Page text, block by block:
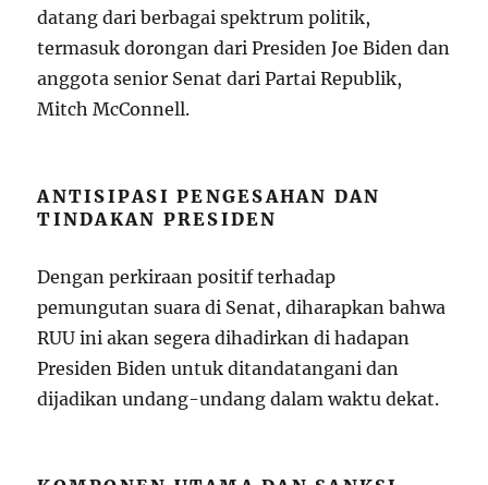
datang dari berbagai spektrum politik,
termasuk dorongan dari Presiden Joe Biden dan
anggota senior Senat dari Partai Republik,
Mitch McConnell.
ANTISIPASI PENGESAHAN DAN
TINDAKAN PRESIDEN
Dengan perkiraan positif terhadap
pemungutan suara di Senat, diharapkan bahwa
RUU ini akan segera dihadirkan di hadapan
Presiden Biden untuk ditandatangani dan
dijadikan undang-undang dalam waktu dekat.